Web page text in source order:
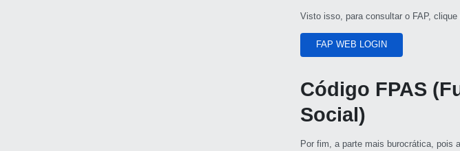
Visto isso, para consultar o FAP,
FAP WEB LOGIN
Código FPAS
Social)
Por fim, a parte mais burocrática, pois